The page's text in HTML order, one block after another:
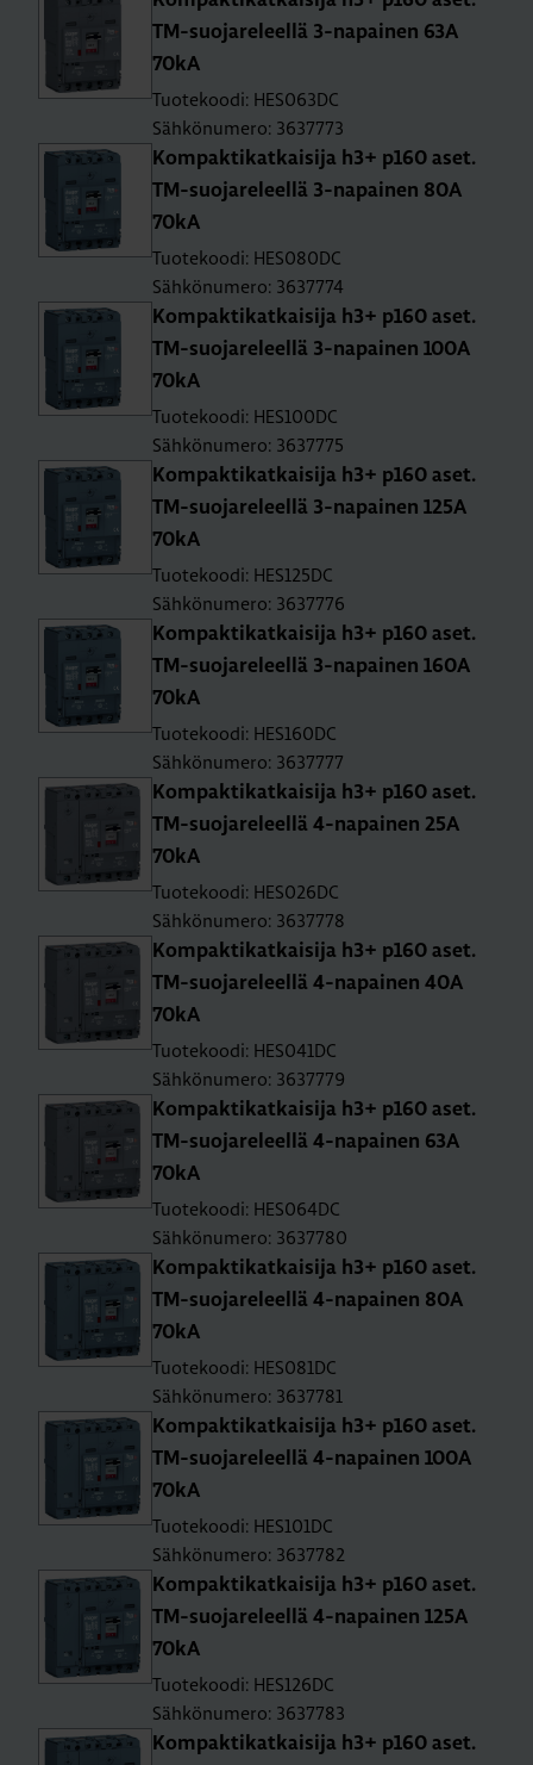
TM-suo­ja­re­leel­lä 3-na­pai­nen 63A
70kA
Tuotekoodi: HES063DC
Sähkönumero: 3637773
Kom­pak­ti­kat­kai­si­ja h3+ p160 aset.
TM-suo­ja­re­leel­lä 3-na­pai­nen 80A
70kA
Tuotekoodi: HES080DC
Sähkönumero: 3637774
Kom­pak­ti­kat­kai­si­ja h3+ p160 aset.
TM-suo­ja­re­leel­lä 3-na­pai­nen 100A
70kA
Tuotekoodi: HES100DC
Sähkönumero: 3637775
Kom­pak­ti­kat­kai­si­ja h3+ p160 aset.
TM-suo­ja­re­leel­lä 3-na­pai­nen 125A
70kA
Tuotekoodi: HES125DC
Sähkönumero: 3637776
Kom­pak­ti­kat­kai­si­ja h3+ p160 aset.
TM-suo­ja­re­leel­lä 3-na­pai­nen 160A
70kA
Tuotekoodi: HES160DC
Sähkönumero: 3637777
Kom­pak­ti­kat­kai­si­ja h3+ p160 aset.
TM-suo­ja­re­leel­lä 4-na­pai­nen 25A
70kA
Tuotekoodi: HES026DC
Sähkönumero: 3637778
Kom­pak­ti­kat­kai­si­ja h3+ p160 aset.
TM-suo­ja­re­leel­lä 4-na­pai­nen 40A
70kA
Tuotekoodi: HES041DC
Sähkönumero: 3637779
Kom­pak­ti­kat­kai­si­ja h3+ p160 aset.
TM-suo­ja­re­leel­lä 4-na­pai­nen 63A
70kA
Tuotekoodi: HES064DC
Sähkönumero: 3637780
Kom­pak­ti­kat­kai­si­ja h3+ p160 aset.
TM-suo­ja­re­leel­lä 4-na­pai­nen 80A
70kA
Tuotekoodi: HES081DC
Sähkönumero: 3637781
Kom­pak­ti­kat­kai­si­ja h3+ p160 aset.
TM-suo­ja­re­leel­lä 4-na­pai­nen 100A
70kA
Tuotekoodi: HES101DC
Sähkönumero: 3637782
Kom­pak­ti­kat­kai­si­ja h3+ p160 aset.
TM-suo­ja­re­leel­lä 4-na­pai­nen 125A
70kA
Tuotekoodi: HES126DC
Sähkönumero: 3637783
Kom­pak­ti­kat­kai­si­ja h3+ p160 aset.